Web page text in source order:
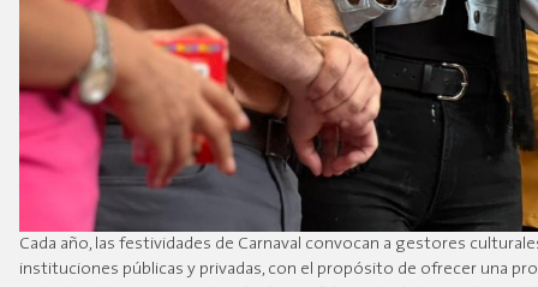
Cada año, las festividades de Carnaval convocan a gestores
instituciones públicas y privadas, con el propósito de ofrecer una